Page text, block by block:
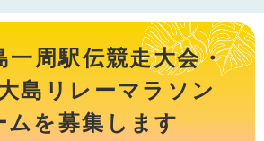
一周駅伝競走大会・
島リレーマラソン
ムを募集します